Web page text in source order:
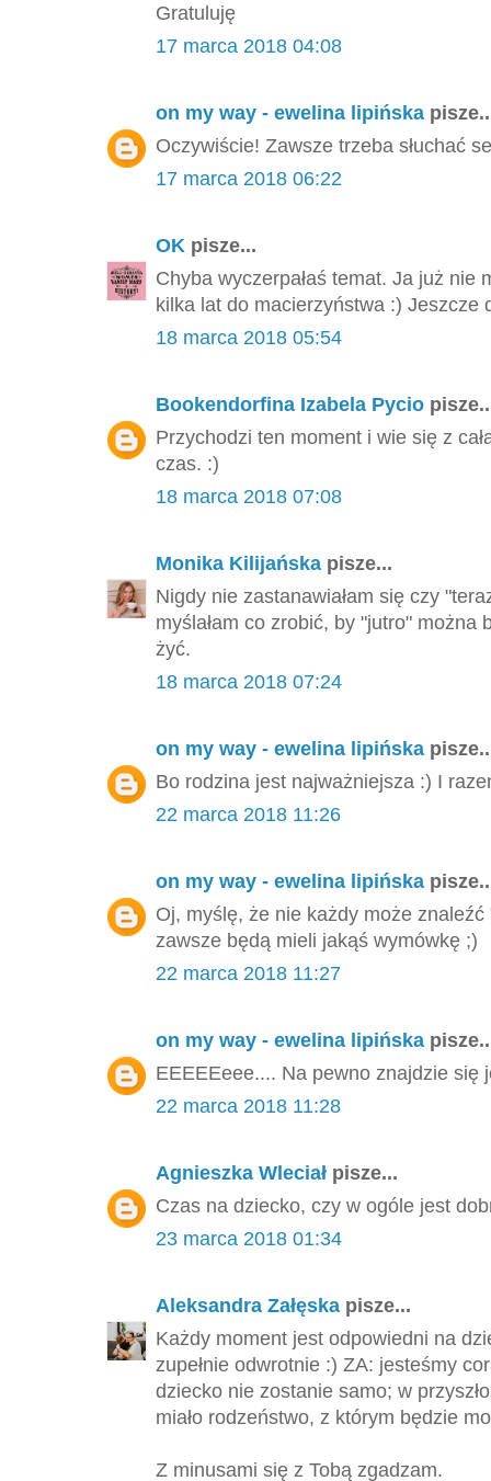
Gratuluję
17 marca 2018 04:08
on my way - ewelina lipińska
Oczywiście! Zawsze trzeba słuchać
17 marca 2018 06:22
OK pisze...
Chyba wyczerpałaś temat. Ja już nie
kilka lat do macierzyństwa :) Jeszcze
18 marca 2018 05:54
Bookendorfina Izabela Pycio
Przychodzi ten moment i wie się z
czas. :)
18 marca 2018 07:08
Monika Kilijańska pisze...
Nigdy nie zastanawiałam się czy
myślałam co zrobić, by "jutro" można
żyć.
18 marca 2018 07:24
on my way - ewelina lipińska
Bo rodzina jest najważniejsza :) I
22 marca 2018 11:26
on my way - ewelina lipińska
Oj, myślę, że nie każdy może
zawsze będą mieli jakąś wymówkę ;)
22 marca 2018 11:27
on my way - ewelina lipińska
EEEEEeee.... Na pewno znajdzie się
22 marca 2018 11:28
Agnieszka Wleciał pisze...
Czas na dziecko, czy w ogóle jest
23 marca 2018 01:34
Aleksandra Załęska pisze...
Każdy moment jest odpowiedni na
zupełnie odwrotnie :) ZA: jesteśmy
dziecko nie zostanie samo; w
miało rodzeństwo, z którym będzie
Z minusami się z Tobą zgadzam.